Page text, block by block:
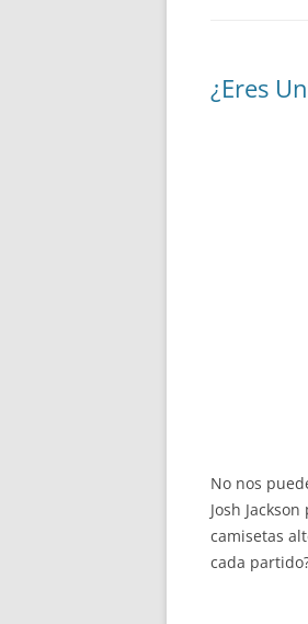
¿Eres
No nos
Josh
camisetas
cada